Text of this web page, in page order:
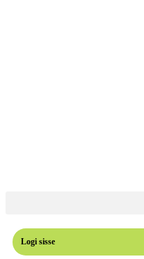
Logi sisse